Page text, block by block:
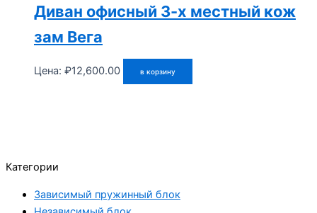
Диван офисный 3-х местный кож
зам Вега
Цена: ₽12,600.00 в корзину
Категории
Зависимый пружинный блок